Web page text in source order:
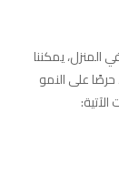
يمكننا
حرصًا على النمو